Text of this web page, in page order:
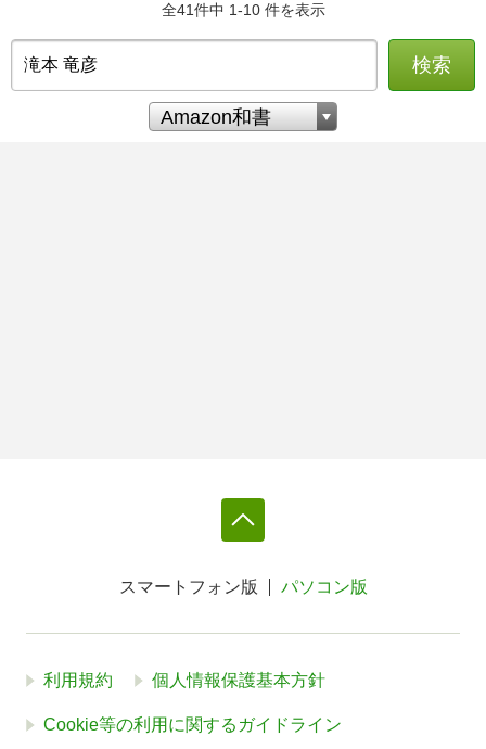
全41件中 1-10 件を表示
検索
スマートフォン版 パソコン版
利用規約 個人情報保護基本方針
Cookie等の利用に関するガイドライン